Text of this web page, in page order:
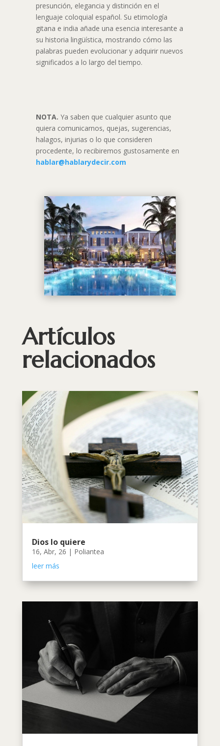
presunción, elegancia y distinción en el
lenguaje coloquial español. Su etimología
gitana e india añade una esencia interesante a
su historia lingüística, mostrando cómo las
palabras pueden evolucionar y adquirir nuevos
significados a lo largo del tiempo.
NOTA. Ya saben que cualquier asunto que
quiera comunicarnos, quejas, sugerencias,
halagos, injurias o lo que consideren
procedente, lo recibiremos gustosamente en
hablar@hablarydecir.com
Artículos
relacionados
Dios lo quiere
16, Abr, 26 | Poliantea
leer más